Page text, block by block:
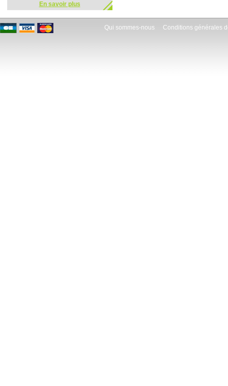
En savoir plus
Qui sommes-nous Conditions générales